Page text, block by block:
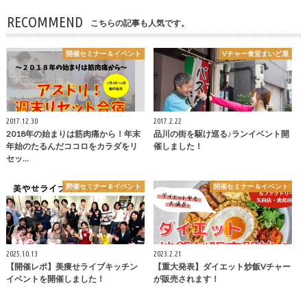
RECOMMEND こちらの記事も人気です。
開催セミナー＆イベント
2017.12.30
2018年の始まりは筋肉痛から！年末
年始のたるんだココロをカラダをリ
セッ…
Vチャー食堂まいど屋
2017.2.22
品川の街を駆け巡る♪ランイベント開
催しました！
開催セミナー＆イベント
2025.10.13
【開催レポ】美痩せライブキッチン
イベントを開催しました！
開催セミナー＆イベント
2023.2.21
【重大発表】ダイエット炒飯Vチャー
が販売されます！